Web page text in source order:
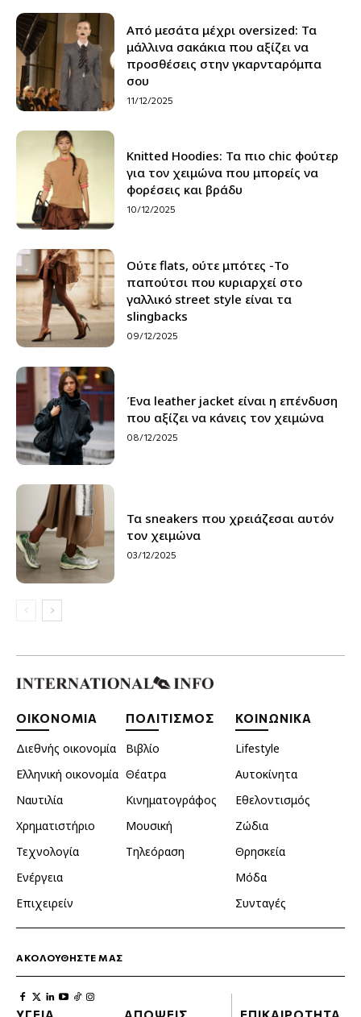
Από μεσάτα μέχρι oversized: Τα
μάλλινα σακάκια που αξίζει να
προσθέσεις στην γκαρνταρόμπα
σου
11/12/2025
Knitted Hoodies: Τα πιο chic φούτερ
για τον χειμώνα που μπορείς να
φορέσεις και βράδυ
10/12/2025
Ούτε flats, ούτε μπότες -Το
παπούτσι που κυριαρχεί στο
γαλλικό street style είναι τα
slingbacks
09/12/2025
Ένα leather jacket είναι η επένδυση
που αξίζει να κάνεις τον χειμώνα
08/12/2025
Τα sneakers που χρειάζεσαι αυτόν
τον χειμώνα
03/12/2025
ΟΙΚΟΝΟΜΙΑ
Διεθνής οικονομία
Ελληνική οικονομία
Ναυτιλία
Χρηματιστήριο
Τεχνολογία
Ενέργεια
Επιχειρείν
ΠΟΛΙΤΙΣΜΟΣ
Βιβλίο
Θέατρα
Κινηματογράφος
Μουσική
Τηλεόραση
ΚΟΙΝΩΝΙΚΑ
Lifestyle
Αυτοκίνητα
Εθελοντισμός
Ζώδια
Θρησκεία
Μόδα
Συνταγές
ΑΚΟΛΟΥΘΗΣΤΕ ΜΑΣ